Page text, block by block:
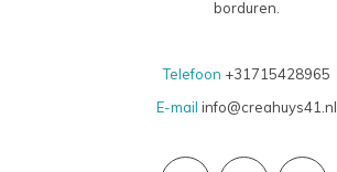
borduren.
Telefoon +31715428965
E-mail info@creahuys41.nl